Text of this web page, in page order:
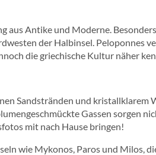
aus Antike und Moderne.
der Halbinsel. Peloponnes
die griechische Kultur näher
Sandstränden und kristallklarem
Gassen sorgen
mit nach Hause bringen!
wie Mykonos, Paros und Milos,